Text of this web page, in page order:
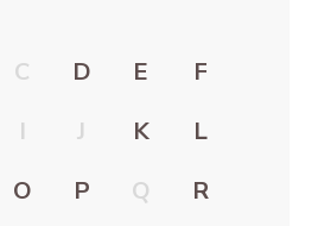
C D E
F
I J K
L
O P Q
R